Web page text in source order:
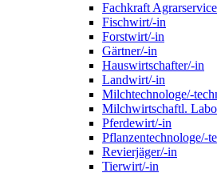
Fachkraft Agrarservice
Fischwirt/-in
Forstwirt/-in
Gärtner/-in
Hauswirtschafter/-in
Landwirt/-in
Milchtechnologe/-
Milchwirtschaftl.
Pferdewirt/-in
Pflanzentechnologe/-
Revierjäger/-in
Tierwirt/-in